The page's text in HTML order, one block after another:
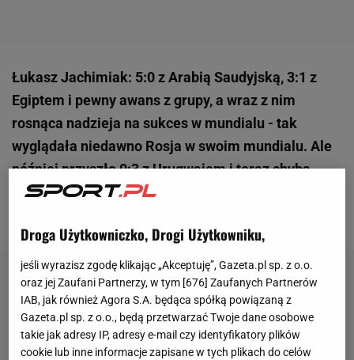
Łukasz Jachimiak: 5:0 z Arabią Saudyjską, 3:1 z
Egiptem i pewny awans z grupy, a wraz z nim
rosnąca nadzieja na sukces w mundialu - tak
wyglądała niedawno Rosja w swoim mundialu. Ale
później przyszło 0:3 z Urugwajem i teraz chyba
trudno wierzyć w wyeliminowanie w 1/8 finału
Droga Użytkowniczko, Drogi Użytkowniku,
jeśli wyrazisz zgodę klikając „Akceptuję”, Gazeta.pl sp. z o.o.
oraz jej Zaufani Partnerzy, w tym [676] Zaufanych Partnerów
IAB, jak również Agora S.A. będąca spółką powiązaną z
Gazeta.pl sp. z o.o., będą przetwarzać Twoje dane osobowe
takie jak adresy IP, adresy e-mail czy identyfikatory plików
cookie lub inne informacje zapisane w tych plikach do celów